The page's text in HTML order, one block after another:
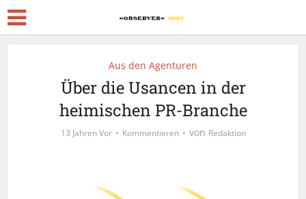
Aus den Agenturen
Über die Usancen in der
heimischen PR-Branche
13 Jahren Vor Kommentieren von Redaktion